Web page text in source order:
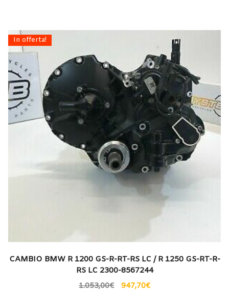
In offerta!
CAMBIO BMW R 1200 GS-R-RT-RS LC / R 1250 GS-RT-R-
RS LC 2300-8567244
1.053,00€ 947,70€